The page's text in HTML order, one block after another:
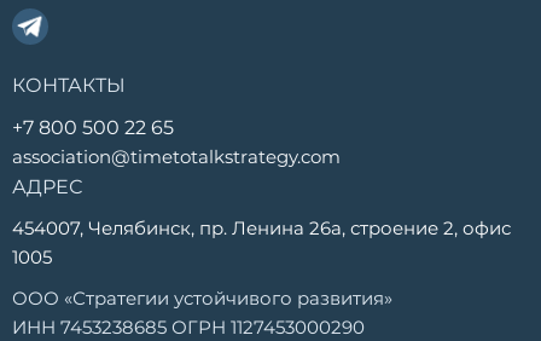
КОНТАКТЫ
+7 800 500 22 65
association@timetotalkstrategy.com
АДРЕС
454007, Челябинск, пр. Ленина 26а, строение 2, офис
1005
ООО «Стратегии устойчивого развития»
ИНН 7453238685 ОГРН 1127453000290